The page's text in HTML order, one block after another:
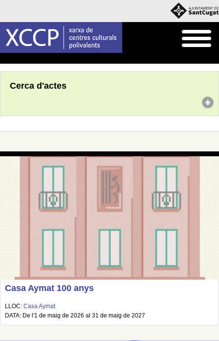
Cerca d'actes
Casa Aymat 100 anys
LLOC: Casa Aymat
DATA: De l'1 de maig de 2026 al 31 de maig de 2027